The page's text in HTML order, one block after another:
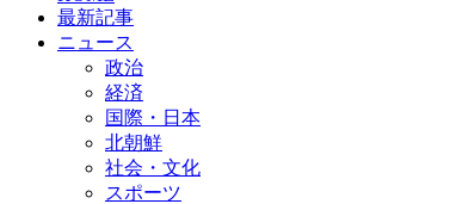
最新記事
ニュース
政治
経済
国際・日本
北朝鮮
社会・文化
スポーツ